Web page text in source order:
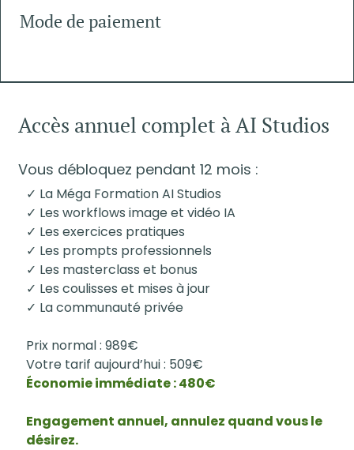
Mode de paiement
Accès annuel complet à AI Studios
Vous débloquez pendant 12 mois :
✓ La Méga Formation AI Studios
✓ Les workflows image et vidéo IA
✓ Les exercices pratiques
✓ Les prompts professionnels
✓ Les masterclass et bonus
✓ Les coulisses et mises à jour
✓ La communauté privée
Prix normal : 989€
Votre tarif aujourd’hui : 509€
Économie immédiate : 480€
Engagement annuel, annulez quand vous le
désirez.